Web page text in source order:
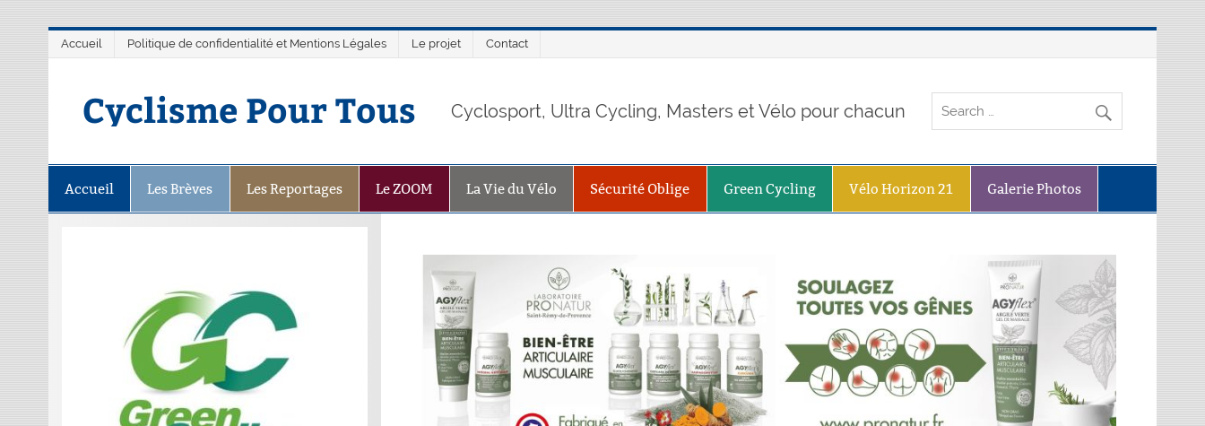
Accueil Politique de confidentialité et Mentions Légales Le projet Contact
Cyclisme Pour Tous Cyclosport, Ultra Cycling, Masters et Vélo pour chacun
Accueil Les Brèves Les Reportages Le ZOOM La Vie du Vélo Sécurité Oblige Green Cycling Vélo Horizon 21 Galerie Photos